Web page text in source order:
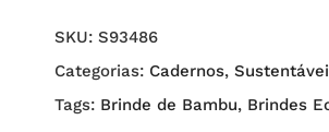
SKU: S93486
Categorias: Cadernos,
Tags: Brinde de Bambu, Brindes